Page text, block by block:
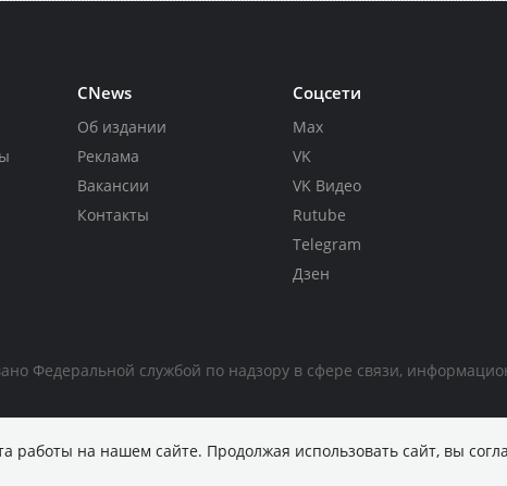
CNews
Об издании
Реклама
Вакансии
Контакты
Соцсети
Max
VK
VK Видео
Rutube
Telegram
Дзен
Федеральной службой по надзору в сфере связи,
на нашем сайте. Продолжая использовать сайт, вы